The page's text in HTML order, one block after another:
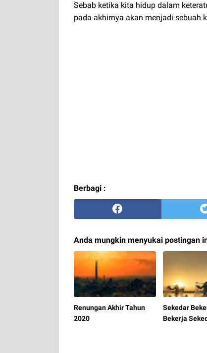
Sebab ketika kita hidup dalam
pada akhirnya akan menjadi sebuah
Berbagi :
Anda mungkin menyukai postingan
Renungan Akhir Tahun
2020
Sekedar
Bekerja